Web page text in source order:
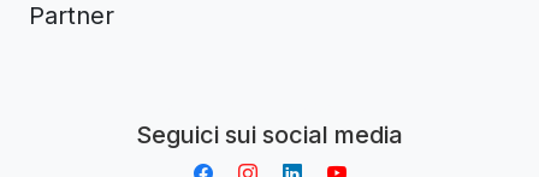
Partner
Seguici sui social media